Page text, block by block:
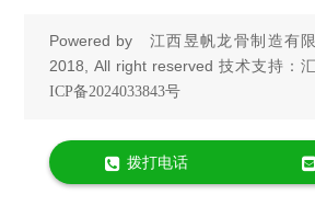
Powered by江西昱帆龙骨制造有
2018, All right reserved 技术支持：
ICP备2024033843号
拨打电话